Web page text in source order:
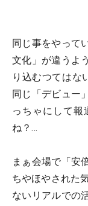
同じ事をやって
文化」が違うよ
り込むつてはな
同じ「デビュー
っちゃにして
ね？…
まぁ会場で「安
ちやほやされた
ないリアルでの